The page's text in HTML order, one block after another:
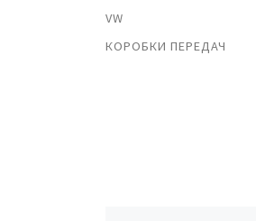
VW
КОРОБКИ ПЕРЕДАЧ